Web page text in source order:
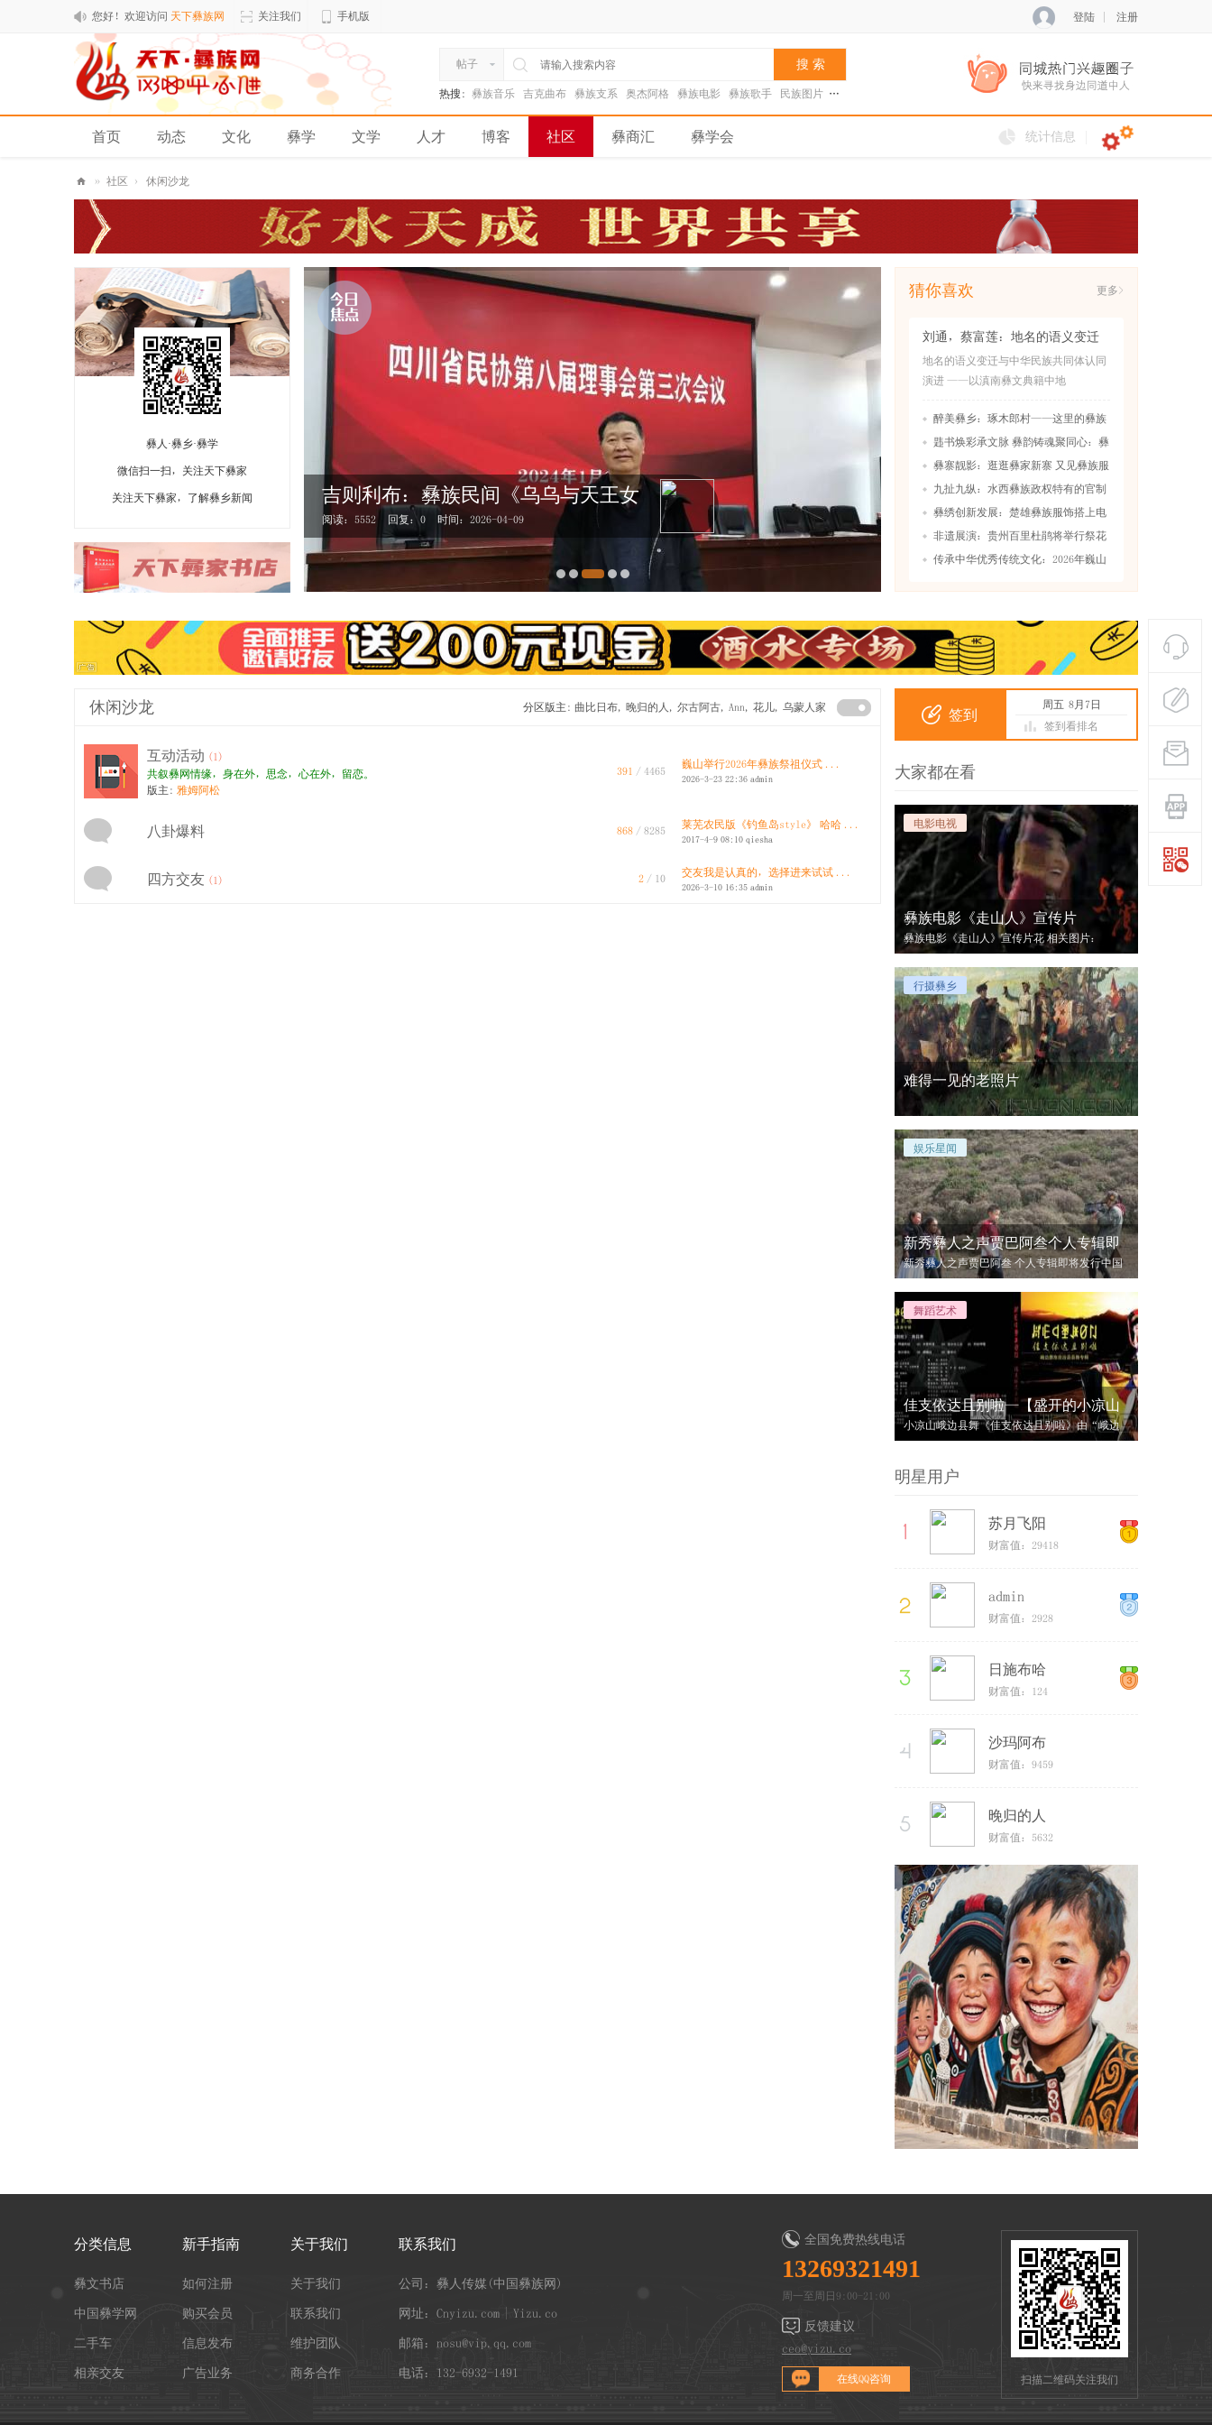
您好！欢迎访问 天下彝族网 关注我们 手机版 登陆 注册
帖子 搜 索
热搜: 彝族音乐 吉克曲布 彝族支系 奥杰阿格 彝族电影 彝族歌手 民族图片 张菊兰
首页 动态 文化 彝学 文学 人才 博客 社区 彝商汇 彝学会
排行榜
统计信息
族
网
» 社区 › 休闲沙龙
彝人·彝乡·彝学
微信扫一扫，关注天下彝家
关注天下彝家，了解彝乡新闻
吉则利布：彝族民间《乌乌与天王女
儿兹俄妮
阅读：5552 回复：0 时间：2026-04-09
美姑县彝族传统建筑田野调查工作圆
满完成
阅读：4035 回复：0 时间：2026-04-09
猜你喜欢 更多>
刘通，蔡富莲：地名的语义变迁
与中华民族共
地名的语义变迁与中华民族共同体认同
演进 ——以滇南彝文典籍中地
醉美彝乡：琢木郎村——这里的彝族
居住历史
韪书焕彩承文脉 彝韵铸魂聚同心：彝
族文化
彝寨靓影：逛逛彝家新寨 又见彝族服
饰之美
九扯九纵：水西彝族政权特有的官制
体系
彝绣创新发展：楚雄彝族服饰搭上电
商快车道
非遗展演：贵州百里杜鹃将举行祭花
神非遗活
传承中华优秀传统文化：2026年巍山
分区版主: 曲比日布, 晚归的人 , 尔古阿古, Ann, 花儿, 乌蒙人家
休闲沙龙
互动活动 (1)
共叙彝网情缘，身在外，思念，心在外，留恋。
版主: 雅姆阿松
391 / 4465
巍山举行2026年彝族祭祖仪式 ...
2026-3-23 22:36 admin
八卦爆料 868 / 8285
莱芜农民版《钓鱼岛style》 哈哈 ...
2017-4-9 08:10 qiesha
四方交友 (1) 2 / 10
交友我是认真的，选择进来试试 ...
2026-3-10 16:35 admin
签到
周五 8月7日
签到看排名
大家都在看
电影电视
彝族电影《走山人》宣传片
彝族电影《走山人》宣传片花 相关图片：
行摄彝乡
难得一见的老照片
娱乐星闻
新秀彝人之声贾巴阿叁个人专辑即
新秀彝人之声贾巴阿叁 个人专辑即将发行中国
彝族网独家渲染：欢迎关注Ta支持Ta……
舞蹈艺术
佳支依达且别啦—【盛开的小凉山
小凉山峨边县舞《佳支依达且别啦》由“峨边
小凉山彝族文化（甘嫫阿妞）研究会”授权“
明星用户
苏月飞阳
财富值：29418
admin
财富值：2928
日施布哈
财富值：124
沙玛阿布
财富值：9459
晚归的人
财富值：5632
分类信息
彝文书店
中国彝学网
二手车
相亲交友
新手指南
如何注册
购买会员
信息发布
广告业务
关于我们
关于我们
联系我们
维护团队
商务合作
联系我们
公司：彝人传媒(中国彝族网)
网址：Cnyizu.com | Yizu.co
邮箱：nosu@vip.qq.com
电话：132-6932-1491
全国免费热线电话
13269321491
周一至周日9:00-21:00
反馈建议
ceo@yizu.co
在线QQ咨询 扫描二维码关注我们